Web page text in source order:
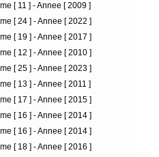
[ 11 ] - Annee [ 2009 ]
[ 24 ] - Annee [ 2022 ]
[ 19 ] - Annee [ 2017 ]
[ 12 ] - Annee [ 2010 ]
[ 25 ] - Annee [ 2023 ]
[ 13 ] - Annee [ 2011 ]
[ 17 ] - Annee [ 2015 ]
[ 16 ] - Annee [ 2014 ]
[ 16 ] - Annee [ 2014 ]
[ 18 ] - Annee [ 2016 ]